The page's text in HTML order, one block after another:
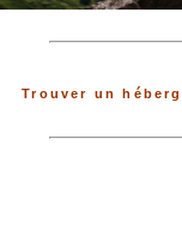
Trouver un